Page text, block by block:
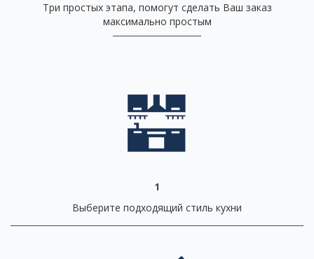
Три простых этапа, помогут сделать Ваш заказ
максимально простым
1
Выберите подходящий стиль кухни